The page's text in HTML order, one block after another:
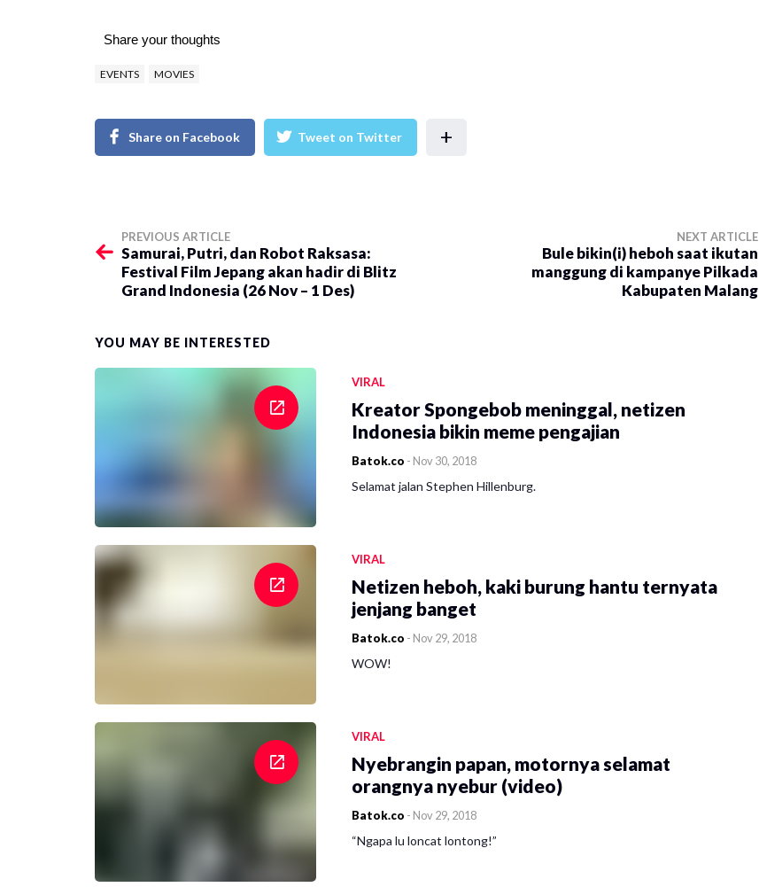
Share your thoughts
EVENTS MOVIES
Share on Facebook Tweet on Twitter +
PREVIOUS ARTICLE
Samurai, Putri, dan Robot Raksasa:
Festival Film Jepang akan hadir di Blitz
Grand Indonesia (26 Nov – 1 Des)
NEXT ARTICLE
Bule bikin(i) heboh saat ikutan
manggung di kampanye Pilkada
Kabupaten Malang
YOU MAY BE INTERESTED
VIRAL
Kreator Spongebob meninggal, netizen
Indonesia bikin meme pengajian
Batok.co - Nov 30, 2018
Selamat jalan Stephen Hillenburg.
VIRAL
Netizen heboh, kaki burung hantu ternyata
jenjang banget
Batok.co - Nov 29, 2018
WOW!
VIRAL
Nyebrangin papan, motornya selamat
orangnya nyebur (video)
Batok.co - Nov 29, 2018
“Ngapa lu loncat lontong!”